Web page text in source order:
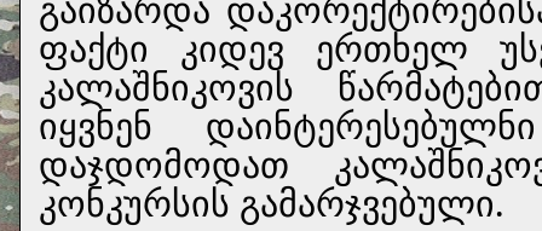
ფაქტი კიდევ ერთხელ
კალაშნიკოვის
იყვნენ
დაჯდომოდათ
კონკურსის გამარჯვებული.